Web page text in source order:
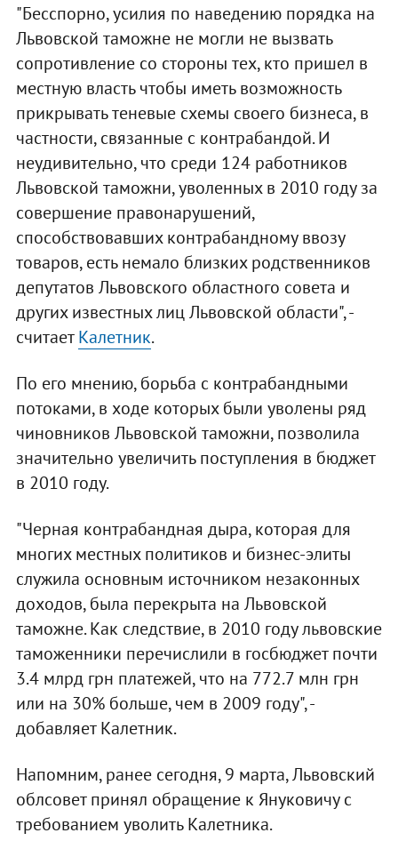
"Бесспорно, усилия по наведению порядка на
Львовской таможне не могли не вызвать
сопротивление со стороны тех, кто пришел в
местную власть чтобы иметь возможность
прикрывать теневые схемы своего бизнеса, в
частности, связанные с контрабандой. И
неудивительно, что среди 124 работников
Львовской таможни, уволенных в 2010 году за
совершение правонарушений,
способствовавших контрабандному ввозу
товаров, есть немало близких родственников
депутатов Львовского областного совета и
других известных лиц Львовской области", -
считаетКалетник.
По его мнению, борьба с контрабандными
потоками, в ходе которых были уволены ряд
чиновников Львовской таможни, позволила
значительно увеличить поступления в бюджет
в 2010 году.
"Черная контрабандная дыра, которая для
многих местных политиков и бизнес-элиты
служила основным источником незаконных
доходов, была перекрыта на Львовской
таможне. Как следствие, в 2010 году львовские
таможенники перечислили в госбюджет почти
3.4 млрд грн платежей, что на 772.7 млн грн
или на 30% больше, чем в 2009 году", -
добавляет Калетник.
Напомним, ранее сегодня, 9 марта, Львовский
облсовет принял обращение к Януковичу с
требованием уволить Калетника.